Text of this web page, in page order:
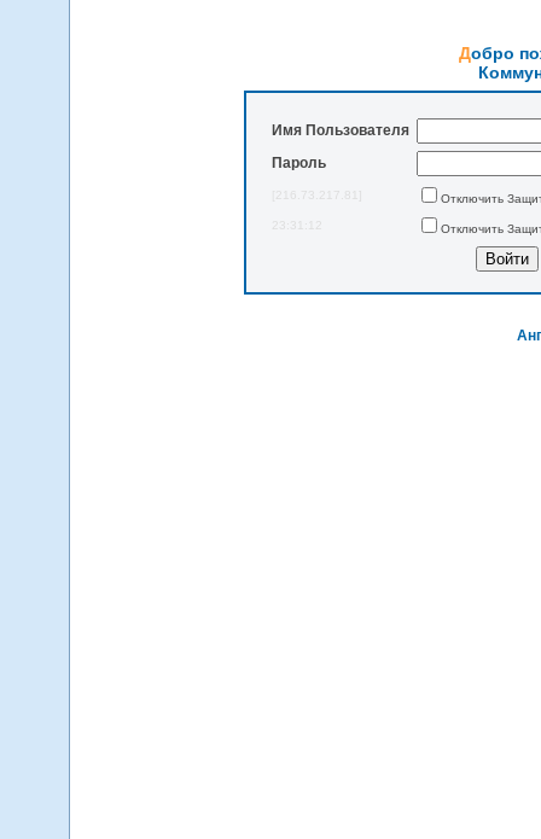
Добро
Имя Пользователя
Пароль
[216.73.217.81]
Отключить
Отключить